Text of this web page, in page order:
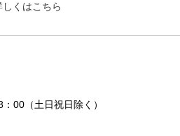
しくはこちら
00（土日祝日除く）